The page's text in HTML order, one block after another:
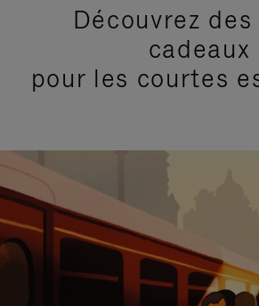
Découvrez
cadeaux
pour les courtes